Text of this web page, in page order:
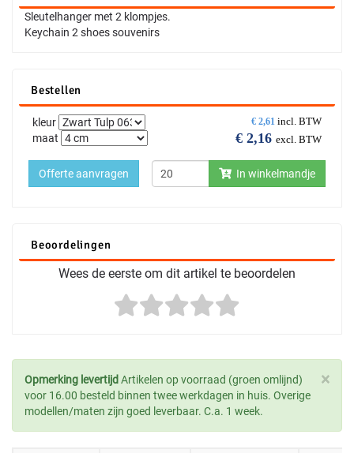
Sleutelhanger met 2 klompjes.
Keychain 2 shoes souvenirs
Bestellen
€ 2,61 incl. BTW
€ 2,16 excl. BTW
kleur
maat
In winkelmandje
Offerte aanvragen
Beoordelingen
Wees de eerste om dit artikel te beoordelen
×
Opmerking levertijdArtikelen op voorraad (groen omlijnd)
voor 16.00 besteld binnen twee werkdagen in huis. Overige
modellen/maten zijn goed leverbaar. C.a. 1 week.